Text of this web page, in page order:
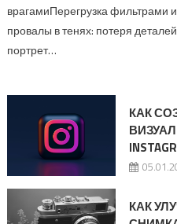
врагамиПерегрузка
провалы в тенях: потеря
портрет…
КАК
КАК